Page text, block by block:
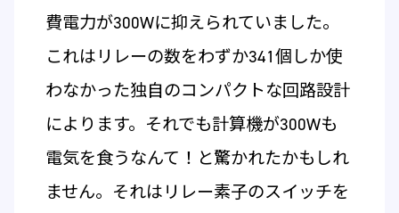
費電力が300Wに抑えられていました。
これはリレーの数をわずか341個しか使
わなかった独自のコンパクトな回路設計
によります。それでも計算機が300Wも
電気を食うなんて！と驚かれたかもしれ
ません。それはリレー素子のスイッチを